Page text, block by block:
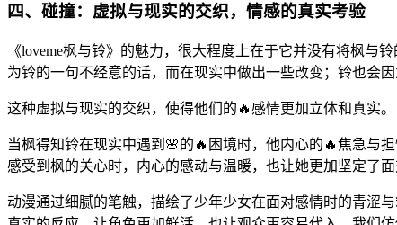
四、碰撞：虚拟与现实的交织，情感的真实考验
《loveme枫与铃》的魅力，很大程度上在于它并没有将枫
为铃的一句不经意的话，而在现实中做出一些改变；铃也会
这种虚拟与现实的交织，使得他们的🔥感情更加立体和真实。
当枫得知铃在现实中遇到🌸的🔥困境时，他内心的🔥焦急与
感受到枫的关心时，内心的感动与温暖，也让她更加坚定了
动漫通过细腻的笔触，描绘了少年少女在面对感情时的青涩